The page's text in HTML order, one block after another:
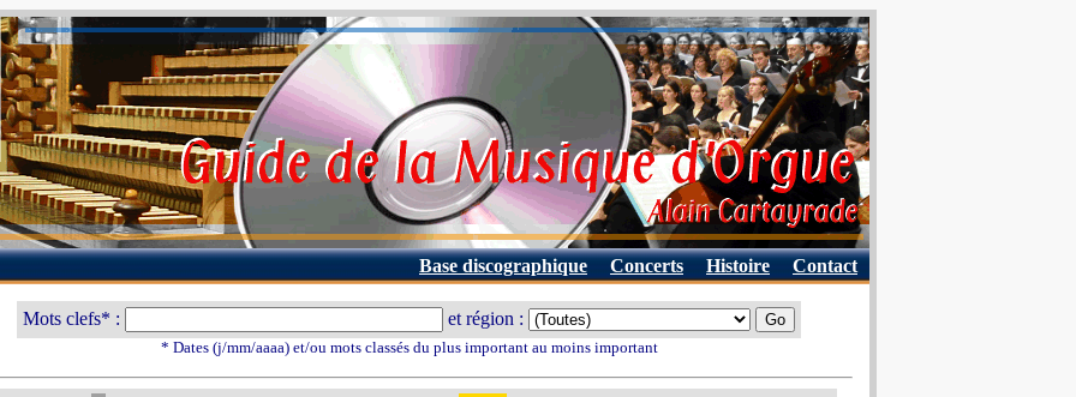
Base discographique Concerts Histoire Contact
Mots clefs* : et région :
* Dates (j/mm/aaaa) et/ou mots classés du plus important au moins important